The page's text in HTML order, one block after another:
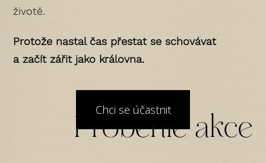
životě.
Protože nastal čas přestat se schovávat
a začít zářit jako královna.
Chci se účastnit
Proběhlé akce